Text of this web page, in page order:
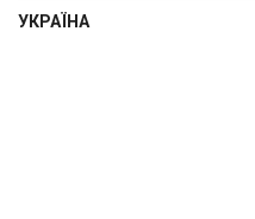
УКРАЇНА